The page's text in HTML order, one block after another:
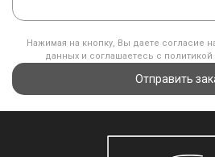
Нажимая на кнопку, Вы даете согласие
данных и соглашаетесь с
Отправить